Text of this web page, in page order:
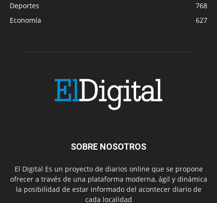
Deportes
768
Economía
627
SOBRE NOSOTROS
El Digital Es un proyecto de diarios online que se propone
ofrecer a través de una plataforma moderna, ágil y dinámica
la posibilidad de estar informado del acontecer diario de
cada localidad